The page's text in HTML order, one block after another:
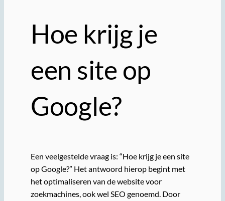
Hoe krijg je
een site op
Google?
Een veelgestelde vraag is: “Hoe krijg je een site
op Google?” Het antwoord hierop begint met
het optimaliseren van de website voor
zoekmachines, ook wel SEO genoemd. Door